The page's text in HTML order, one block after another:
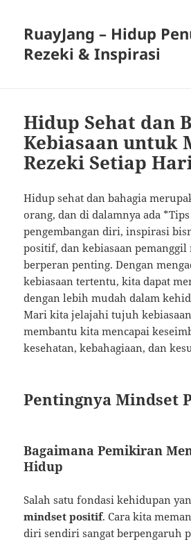
RuayJang – Hidup
Rezeki & Inspirasi
Hidup Sehat dan
Kebiasaan untuk
Rezeki Setiap
Hidup sehat dan bahagia
orang, dan di dalamnya ada
pengembangan diri, inspirasi
positif, dan kebiasaan
berperan penting. Dengan
kebiasaan tertentu, kita dapat
dengan lebih mudah dalam
Mari kita jelajahi tujuh
membantu kita mencapai
kesehatan, kebahagiaan, dan
Pentingnya Mindset
Bagaimana Pemikiran
Hidup
Salah satu fondasi kehidupan
mindset positif. Cara kita
diri sendiri sangat berpengaruh